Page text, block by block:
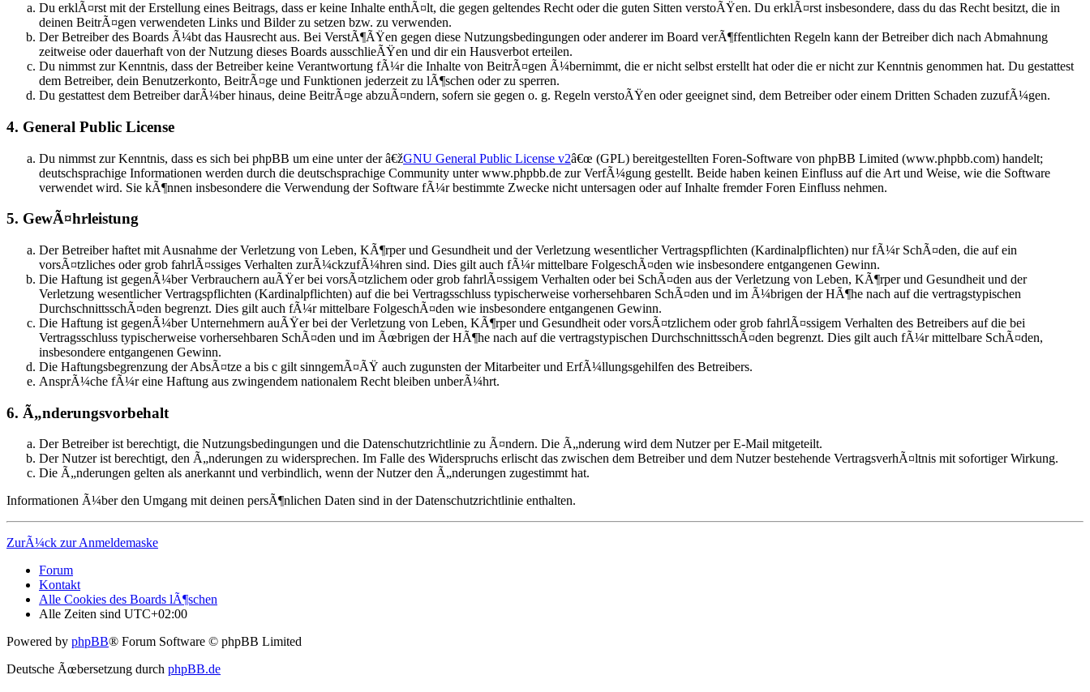
Du erklÃ¤rst mit der Erstellung eines Beitrags, dass er keine Inhalte enthÃ¤lt, die gegen geltendes Recht oder die guten Sitten verstoÃŸen. Du erklÃ¤rst insbesondere, dass du das Recht besitzt, die in
deinen BeitrÃ¤gen verwendeten Links und Bilder zu setzen bzw. zu verwenden.
Der Betreiber des Boards Ã¼bt das Hausrecht aus. Bei VerstÃ¶ÃŸen gegen diese Nutzungsbedingungen oder anderer im Board verÃ¶ffentlichten Regeln kann der Betreiber dich nach Abmahnung
zeitweise oder dauerhaft von der Nutzung dieses Boards ausschlieÃŸen und dir ein Hausverbot erteilen.
Du nimmst zur Kenntnis, dass der Betreiber keine Verantwortung fÃ¼r die Inhalte von BeitrÃ¤gen Ã¼bernimmt, die er nicht selbst erstellt hat oder die er nicht zur Kenntnis genommen hat. Du gestattest
dem Betreiber, dein Benutzerkonto, BeitrÃ¤ge und Funktionen jederzeit zu lÃ¶schen oder zu sperren.
Du gestattest dem Betreiber darÃ¼ber hinaus, deine BeitrÃ¤ge abzuÃ¤ndern, sofern sie gegen o. g. Regeln verstoÃŸen oder geeignet sind, dem Betreiber oder einem Dritten Schaden zuzufÃ¼gen.
4. General Public License
Du nimmst zur Kenntnis, dass es sich bei phpBB um eine unter der â€žGNU General Public License v2â€œ (GPL) bereitgestellten Foren-Software von phpBB Limited (www.phpbb.com) handelt;
deutschsprachige Informationen werden durch die deutschsprachige Community unter www.phpbb.de zur VerfÃ¼gung gestellt. Beide haben keinen Einfluss auf die Art und Weise, wie die Software
verwendet wird. Sie kÃ¶nnen insbesondere die Verwendung der Software fÃ¼r bestimmte Zwecke nicht untersagen oder auf Inhalte fremder Foren Einfluss nehmen.
5. GewÃ¤hrleistung
Der Betreiber haftet mit Ausnahme der Verletzung von Leben, KÃ¶rper und Gesundheit und der Verletzung wesentlicher Vertragspflichten (Kardinalpflichten) nur fÃ¼r SchÃ¤den, die auf ein
vorsÃ¤tzliches oder grob fahrlÃ¤ssiges Verhalten zurÃ¼ckzufÃ¼hren sind. Dies gilt auch fÃ¼r mittelbare FolgeschÃ¤den wie insbesondere entgangenen Gewinn.
Die Haftung ist gegenÃ¼ber Verbrauchern auÃŸer bei vorsÃ¤tzlichem oder grob fahrlÃ¤ssigem Verhalten oder bei SchÃ¤den aus der Verletzung von Leben, KÃ¶rper und Gesundheit und der
Verletzung wesentlicher Vertragspflichten (Kardinalpflichten) auf die bei Vertragsschluss typischerweise vorhersehbaren SchÃ¤den und im Ã¼brigen der HÃ¶he nach auf die vertragstypischen
DurchschnittsschÃ¤den begrenzt. Dies gilt auch fÃ¼r mittelbare FolgeschÃ¤den wie insbesondere entgangenen Gewinn.
Die Haftung ist gegenÃ¼ber Unternehmern auÃŸer bei der Verletzung von Leben, KÃ¶rper und Gesundheit oder vorsÃ¤tzlichem oder grob fahrlÃ¤ssigem Verhalten des Betreibers auf die bei
Vertragsschluss typischerweise vorhersehbaren SchÃ¤den und im Ãœbrigen der HÃ¶he nach auf die vertragstypischen DurchschnittsschÃ¤den begrenzt. Dies gilt auch fÃ¼r mittelbare SchÃ¤den,
insbesondere entgangenen Gewinn.
Die Haftungsbegrenzung der AbsÃ¤tze a bis c gilt sinngemÃ¤ÃŸ auch zugunsten der Mitarbeiter und ErfÃ¼llungsgehilfen des Betreibers.
AnsprÃ¼che fÃ¼r eine Haftung aus zwingendem nationalem Recht bleiben unberÃ¼hrt.
6. Ã„nderungsvorbehalt
Der Betreiber ist berechtigt, die Nutzungsbedingungen und die Datenschutzrichtlinie zu Ã¤ndern. Die Ã„nderung wird dem Nutzer per E-Mail mitgeteilt.
Der Nutzer ist berechtigt, den Ã„nderungen zu widersprechen. Im Falle des Widerspruchs erlischt das zwischen dem Betreiber und dem Nutzer bestehende VertragsverhÃ¤ltnis mit sofortiger Wirkung.
Die Ã„nderungen gelten als anerkannt und verbindlich, wenn der Nutzer den Ã„nderungen zugestimmt hat.
Informationen Ã¼ber den Umgang mit deinen persÃ¶nlichen Daten sind in der Datenschutzrichtlinie enthalten.
ZurÃ¼ck zur Anmeldemaske
Forum
Kontakt
Alle Cookies des Boards lÃ¶schen
Alle Zeiten sind UTC+02:00
Powered by phpBB® Forum Software © phpBB Limited
Deutsche Ãœbersetzung durch phpBB.de